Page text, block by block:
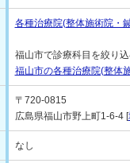
各種治療院(整体施術院・
福山市で診療科目を絞り
福山市の各種治療院(整体
〒720-0815
広島県福山市野上町1-6-4 [
なし